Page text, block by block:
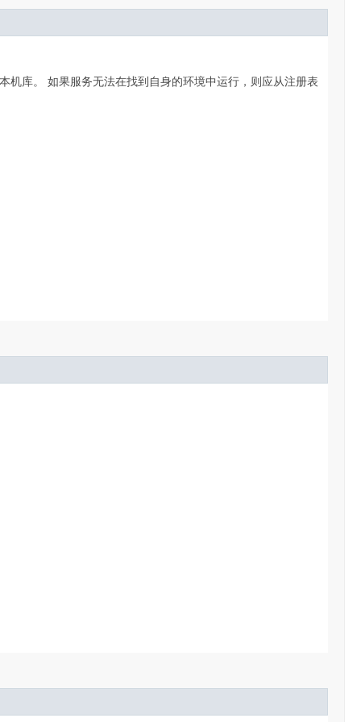
机库。
如果服务无法在找到自身的环境中运行，则应从注册表